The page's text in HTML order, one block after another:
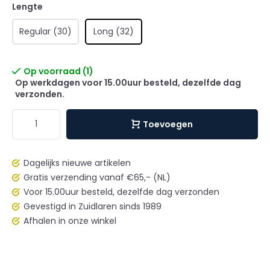
Lengte
Regular (30) Long (32)
Op voorraad (1)
Op werkdagen voor 15.00uur besteld, dezelfde dag
verzonden.
Toevoegen
Dagelijks nieuwe artikelen
Gratis verzending vanaf €65,- (NL)
Voor 15.00uur besteld, dezelfde dag verzonden
Gevestigd in Zuidlaren sinds 1989
Afhalen in onze winkel